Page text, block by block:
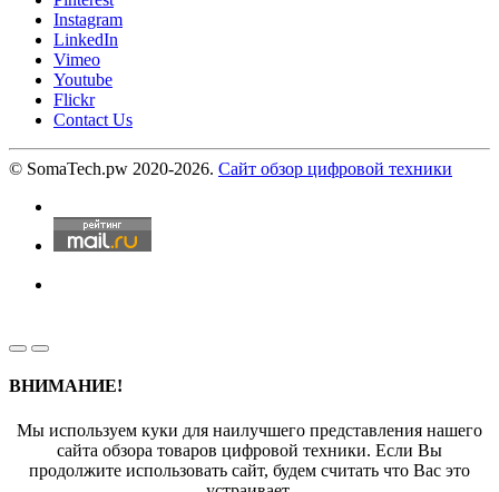
Instagram
LinkedIn
Vimeo
Youtube
Flickr
Contact Us
© SomaTech.pw 2020-2026. Сайт обзор цифровой техники
ВНИМАНИЕ!
Мы используем куки для наилучшего представления нашего
сайта обзора товаров цифровой техники. Если Вы
продолжите использовать сайт, будем считать что Вас это